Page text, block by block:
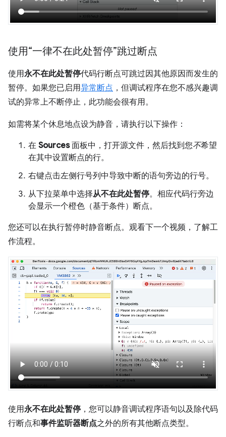
使用“一律不在此处暂停”跳过断点
使用永不在此处暂停代码行断点可跳过因其他原因而发生的
暂停。如果您已启用异常断点 ，但调试程序在您不感兴趣调
试的异常上不断停止，此功能会很有用。
如需将某个休息地点设为静音，请执行以下操作：
在 Sources面板中，打开源文件，然后找到您不希望
在其中设置断点的行。
右键点击左侧行号列中导致中断的语句旁边的行号。
从下拉菜单中选择从不在此处暂停。相应代码行旁边
会显示一个橙色（基于条件）断点。
您还可以在执行暂停时静音断点。观看下一个视频，了解工
作流程。
使用永不在此处暂停 ，您可以静音调试程序语句以及除代码
行断点和事件监听器断点之外的所有其他断点类型。